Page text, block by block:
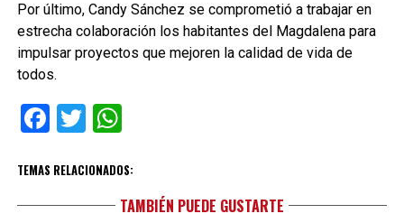
Por último, Candy Sánchez se comprometió a trabajar en
estrecha colaboración los habitantes del Magdalena para
impulsar proyectos que mejoren la calidad de vida de
todos.
Facebook
TwitterWhatsApp
TEMAS RELACIONADOS:
TAMBIÉN PUEDE GUSTARTE